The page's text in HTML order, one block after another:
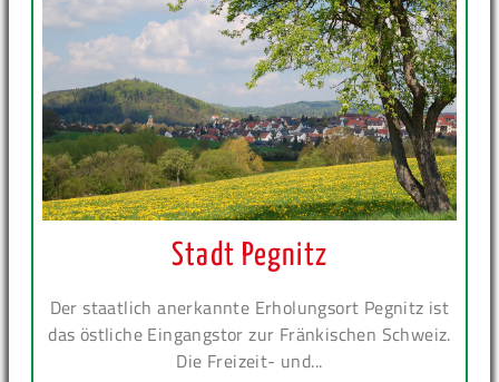
Stadt Pegnitz
Der staatlich anerkannte Erholungsort Pegnitz ist
das östliche Eingangstor zur Fränkischen Schweiz.
Die Freizeit- und...